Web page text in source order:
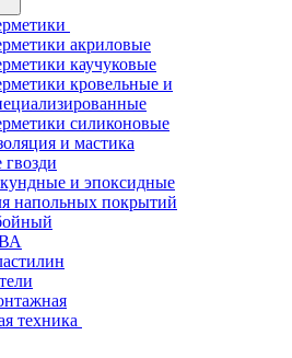
акриловые
каучуковые
кровельные и
силиконовые
и мастика
и эпоксидные
напольных покрытий
техника